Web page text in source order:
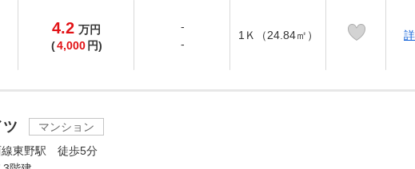
4.2 万円
(4,000 円)
-
-
1Ｋ（24.84㎡）
マンション
線東野駅 徒歩5分